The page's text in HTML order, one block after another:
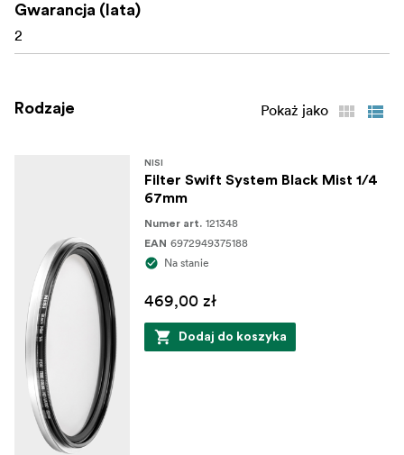
Gwarancja (lata)
2
Rodzaje Pokaż jako
NISI
Filter Swift System Black Mist 1/4
67mm
Numer art. 121348
EAN 6972949375188
Na stanie
469,00 zł
Dodaj do koszyka